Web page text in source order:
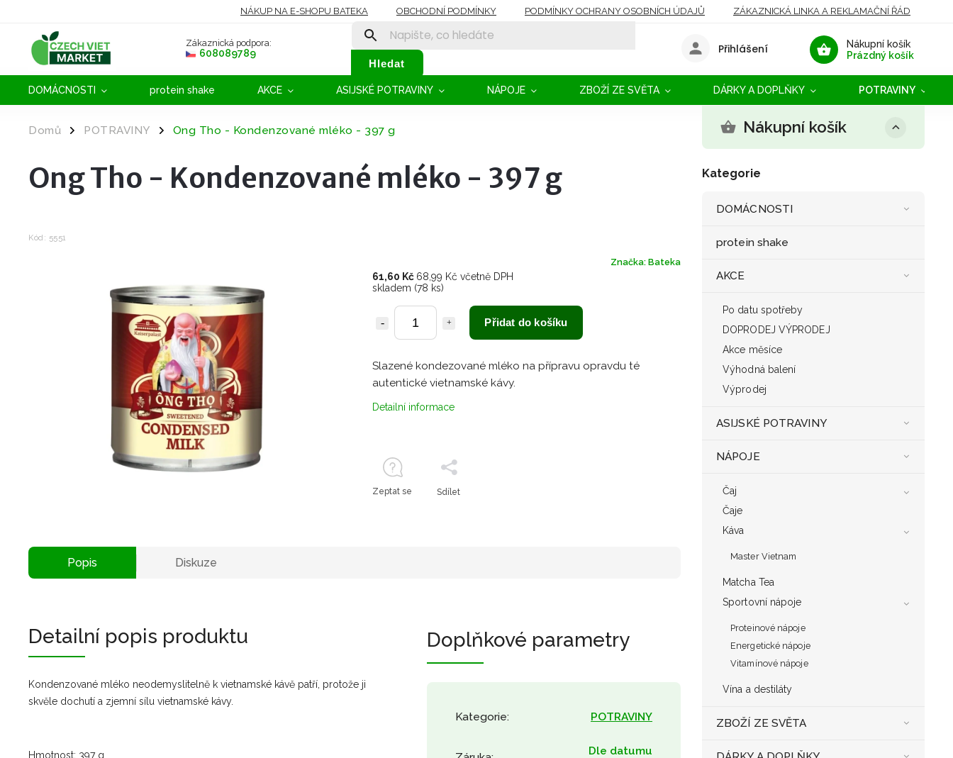
NÁKUP NA E-SHOPU BATEKA OBCHODNÍ PODMÍNKY PODMÍNKY OCHRANY OSOBNÍCH ÚDAJŮ ZÁKAZNICKÁ LINKA A REKLAMAČNÍ ŘÁD
Zákaznická podpora:
608089789
Hledat
Nákupní košík
Prázdný košík
Přihlášení
DOMÁCNOSTI protein shake AKCE ASIJSKÉ POTRAVINY NÁPOJE ZBOŽÍ ZE SVĚTA DÁRKY A DOPLŇKY POTRAVINY
Domů / POTRAVINY / Ong Tho - Kondenzované mléko - 397 g Nákupní košík
Kategorie
DOMÁCNOSTI
protein shake
AKCE
Po datu spotřeby
DOPRODEJ VÝPRODEJ
Akce měsíce
Výhodná balení
Výprodej
ASIJSKÉ POTRAVINY
NÁPOJE
Čaj
Čaje
Káva
Master Vietnam
Matcha Tea
Sportovní nápoje
Proteinové nápoje
Energetické nápoje
Vitamínové nápoje
Vína a destiláty
ZBOŽÍ ZE SVĚTA
Ong Tho - Kondenzované mléko - 397 g
Kód: 5551
Značka: Bateka
61,60 Kč 68,99 Kč včetně DPH
skladem (78 ks)
Přidat do košíku
Slazené kondezované mléko na přípravu opravdu té
autentické vietnamské kávy.
Detailní informace
Zeptat se Sdílet
Popis Diskuze
Detailní popis produktu
Kondenzované mléko neodemyslitelně k vietnamské kávě patří, protože ji
skvěle dochutí a zjemní sílu vietnamské kávy.
Hmotnost: 397 g
Doplňkové parametry
Kategorie: POTRAVINY
Dle datumu